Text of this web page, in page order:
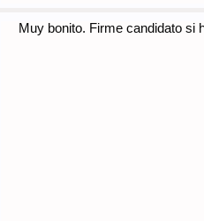
Muy bonito. Firme candidato si